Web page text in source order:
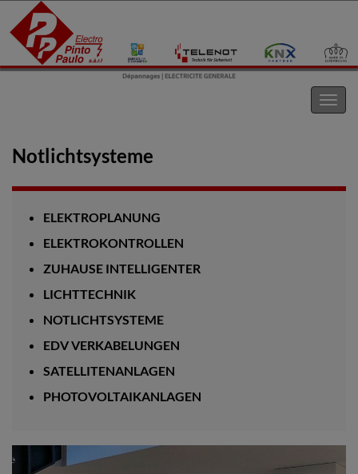
Notlichtsysteme
ELEKTROPLANUNG
ELEKTROKONTROLLEN
ZUHAUSE INTELLIGENTER
LICHTTECHNIK
NOTLICHTSYSTEME
EDV VERKABELUNGEN
SATELLITENANLAGEN
PHOTOVOLTAIKANLAGEN